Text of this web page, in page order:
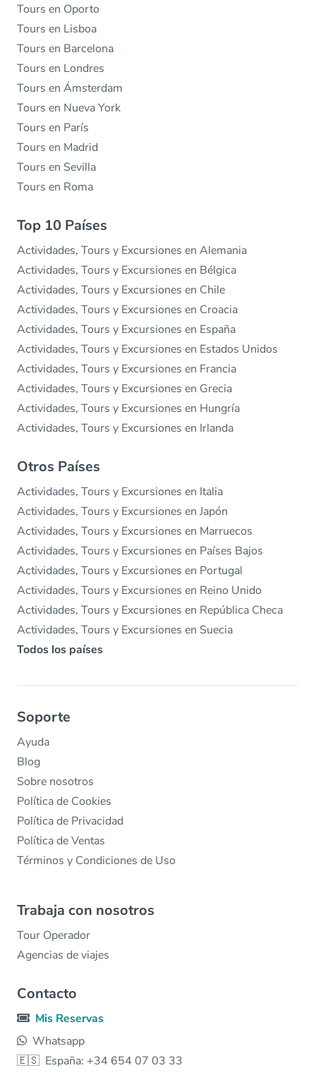
Tours en Oporto
Tours en Lisboa
Tours en Barcelona
Tours en Londres
Tours en Ámsterdam
Tours en Nueva York
Tours en París
Tours en Madrid
Tours en Sevilla
Tours en Roma
Top 10 Países
Actividades, Tours y Excursiones en Alemania
Actividades, Tours y Excursiones en Bélgica
Actividades, Tours y Excursiones en Chile
Actividades, Tours y Excursiones en Croacia
Actividades, Tours y Excursiones en España
Actividades, Tours y Excursiones en Estados Unidos
Actividades, Tours y Excursiones en Francia
Actividades, Tours y Excursiones en Grecia
Actividades, Tours y Excursiones en Hungría
Actividades, Tours y Excursiones en Irlanda
Otros Países
Actividades, Tours y Excursiones en Italia
Actividades, Tours y Excursiones en Japón
Actividades, Tours y Excursiones en Marruecos
Actividades, Tours y Excursiones en Países Bajos
Actividades, Tours y Excursiones en Portugal
Actividades, Tours y Excursiones en Reino Unido
Actividades, Tours y Excursiones en República Checa
Actividades, Tours y Excursiones en Suecia
Todos los países
Soporte
Ayuda
Blog
Sobre nosotros
Política de Cookies
Política de Privacidad
Política de Ventas
Términos y Condiciones de Uso
Trabaja con nosotros
Tour Operador
Agencias de viajes
Contacto
Mis Reservas
Whatsapp
🇪🇸 España: +34 654 07 03 33